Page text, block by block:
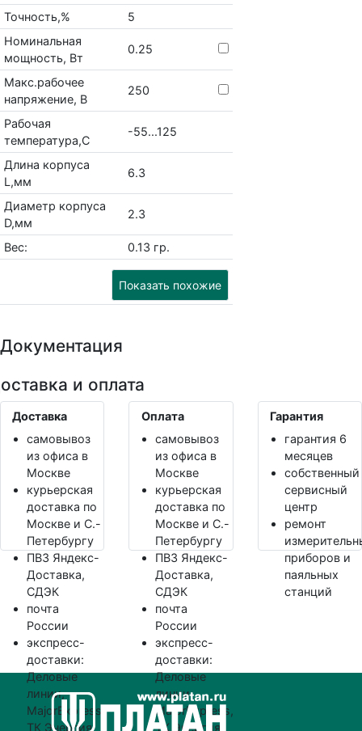
Точность,%
5
Номинальная
мощность, Вт
0.25
Макс.рабочее
напряжение, В
250
Рабочая
температура,С
-55...125
Длина корпуса
L,мм
6.3
Диаметр корпуса
D,мм
2.3
Вес: 0.13 гр.
Показать похожие
Документация
и оплата
Доставка
самовывоз
из офиса в
Москве
курьерская
доставка по
Москве и С.-
Петербургу
ПВЗ Яндекс-
Доставка,
СДЭК
почта
России
экспресс-
доставки:
Деловые
линии,
MajorExpress,
ТК Энергия
Оплата
самовывоз
из офиса в
Москве
курьерская
доставка по
Москве и С.-
Петербургу
ПВЗ Яндекс-
Доставка,
СДЭК
почта
России
экспресс-
доставки:
Деловые
линии,
MajorExpress,
ТК Энергия
Гарантия
гарантия 6
месяцев
собственный
сервисный
центр
ремонт
приборов и
паяльных
станций